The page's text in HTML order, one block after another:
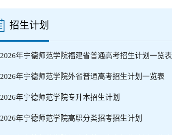
招生计划
2026年宁德师范学院福建省普通高考招生计划一览表
2026年宁德师范学院外省普通高考招生计划一览表
2026年宁德师范学院专升本招生计划
2026年宁德师范学院高职分类招考招生计划